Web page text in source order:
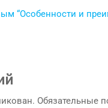
“Особенности и
Обязательные